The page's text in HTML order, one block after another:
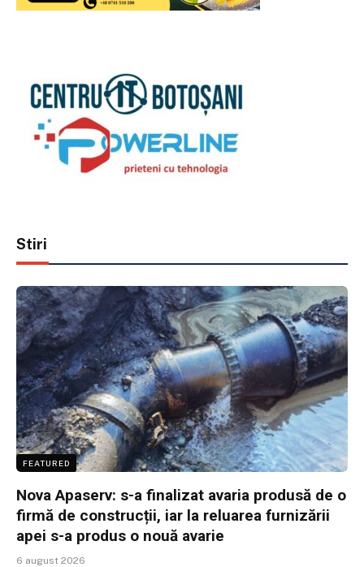
Stiri
FEATURED
Nova Apaserv: s-a finalizat avaria produsă de o
firmă de construcții, iar la reluarea furnizării
apei s-a produs o nouă avarie
6 august 2026